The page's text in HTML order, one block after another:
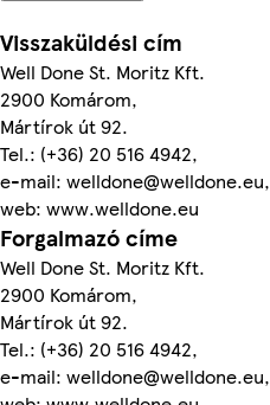
Visszaküldési cím
Well Done St. Moritz Kft.
2900 Komárom,
Mártírok út 92.
Tel.: (+36) 20 516 4942,
e-mail: welldone@welldone.eu,
web: www.welldone.eu
Forgalmazó címe
Well Done St. Moritz Kft.
2900 Komárom,
Mártírok út 92.
Tel.: (+36) 20 516 4942,
e-mail: welldone@welldone.eu,